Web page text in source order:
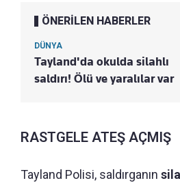
ÖNERİLEN HABERLER
DÜNYA
Tayland'da okulda silahlı
saldırı! Ölü ve yaralılar var
RASTGELE ATEŞ AÇMIŞ
Tayland Polisi, saldırganın